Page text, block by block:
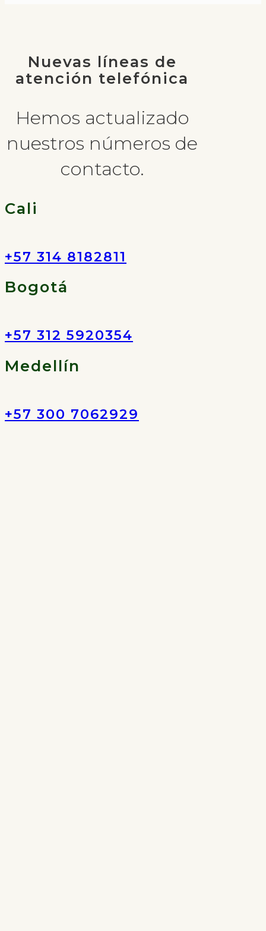
Nuevas líneas de
atención telefónica
Hemos actualizado
nuestros números de
contacto.
Cali
+57 314 8182811
Bogotá
+57 312 5920354
Medellín
+57 300 7062929